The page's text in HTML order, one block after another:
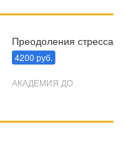
Преодоления стресса
4200 руб.
АКАДЕМИЯ ДО